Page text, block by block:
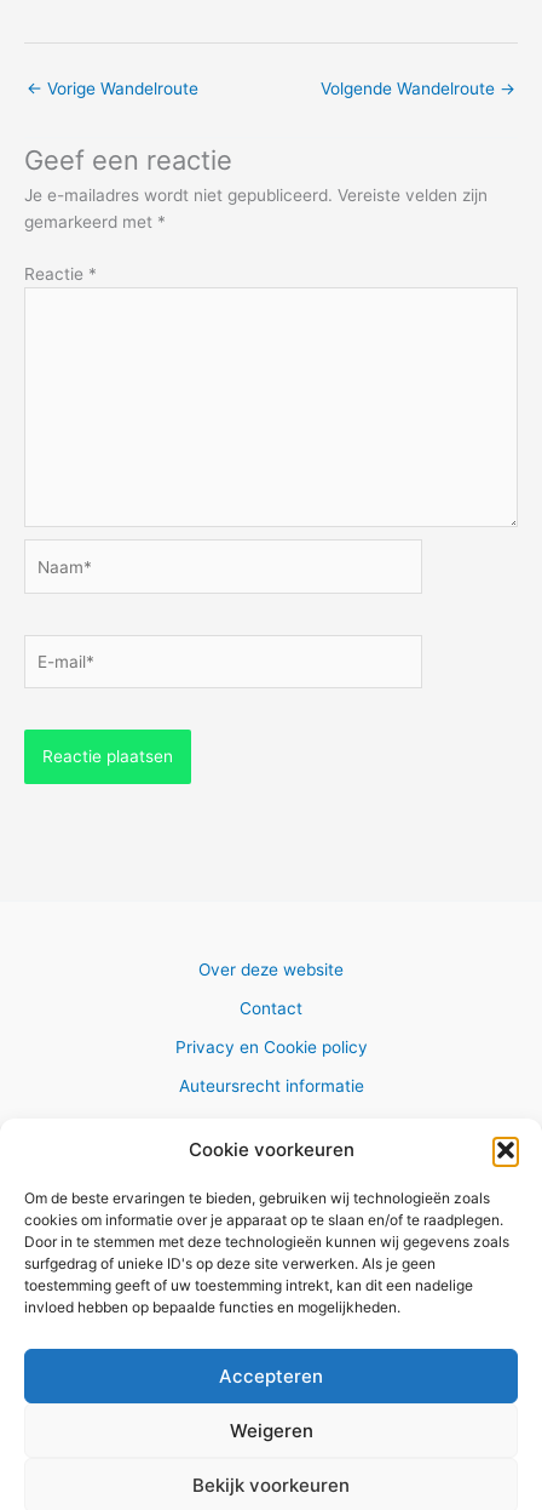
Cookie voorkeuren
Om de beste ervaringen te bieden, gebruiken wij technologieën zoals
cookies om informatie over je apparaat op te slaan en/of te raadplegen.
Door in te stemmen met deze technologieën kunnen wij gegevens zoals
surfgedrag of unieke ID's op deze site verwerken. Als je geen
toestemming geeft of uw toestemming intrekt, kan dit een nadelige
invloed hebben op bepaalde functies en mogelijkheden.
Accepteren
Weigeren
Bekijk voorkeuren
← Vorige Wandelroute Volgende Wandelroute →
Geef een reactie
Je e-mailadres wordt niet gepubliceerd. Vereiste velden zijn
gemarkeerd met *
Reactie *
mail*
Over deze website
Contact
Privacy en Cookie policy
Auteursrecht informatie
Copyright © 2026 AlleWandelRoutes.nl
Vul hier je e-mail adres in om het
GRATIS wandelboekje te
ontvangen